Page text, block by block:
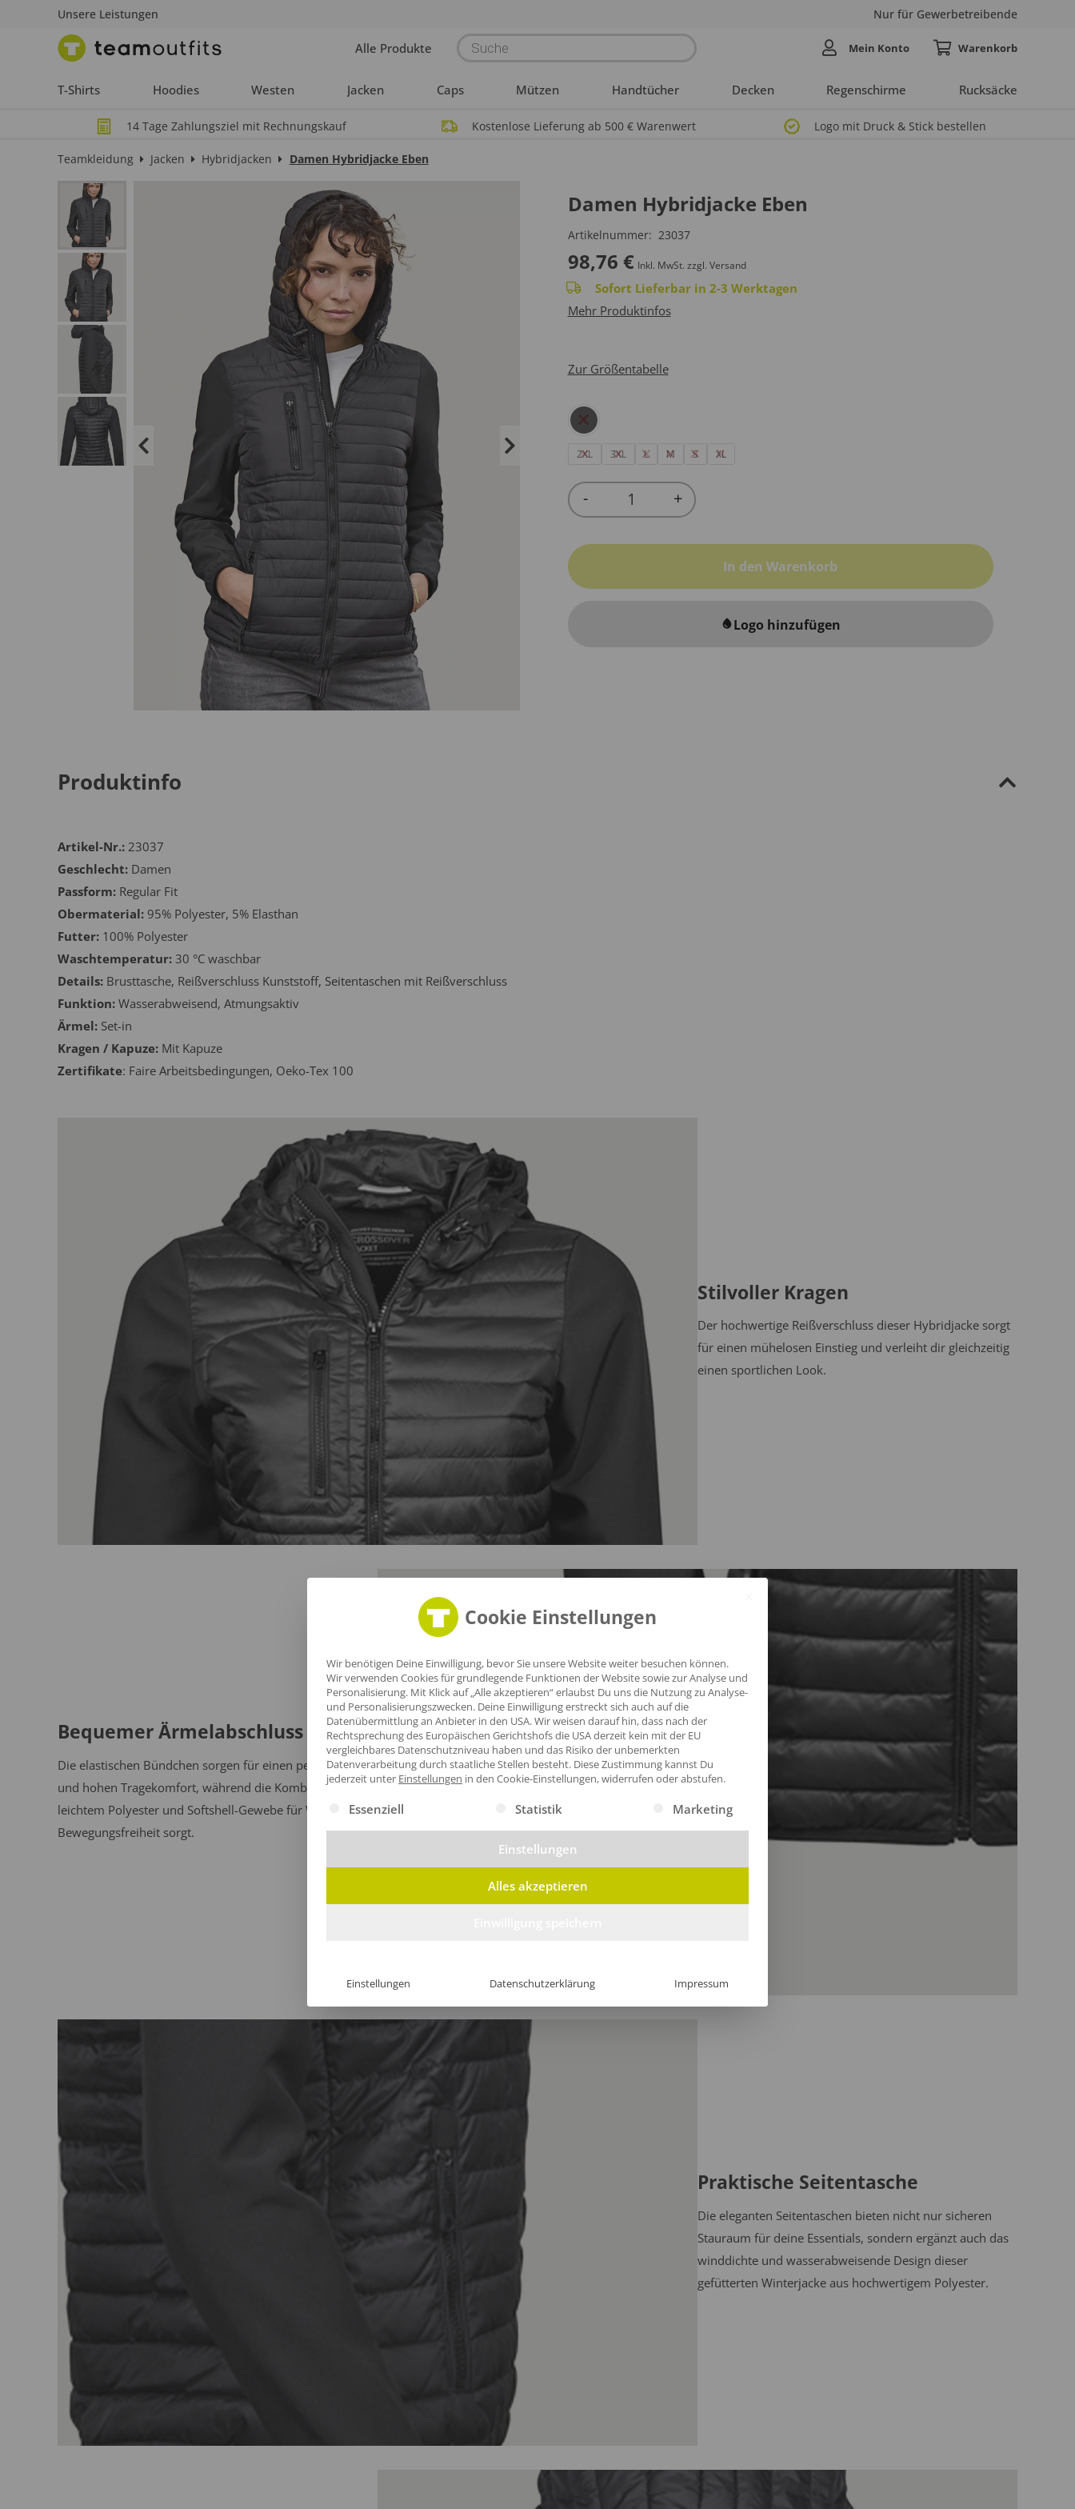
Unsere Leistungen Nur für Gewerbetreibende
Alle Produkte Products
search
T-Shirts Hoodies Westen Jacken Caps Mützen Handtücher Decken Regenschirme Rucksäcke
Mein Konto
14 Tage Zahlungsziel mit Rechnungskauf Kostenlose Lieferung ab 500 € Warenwert Logo mit Druck & Stick bestellen
Teamkleidung Jacken Hybridjacken Damen Hybridjacke Eben
Damen Hybridjacke Eben
Artikelnummer: 23037
98,76 € Inkl. MwSt. zzgl. Versand
Sofort Lieferbar in 2-3 Werktagen
Mehr Produktinfos
Zur Größentabelle
2XL 3XL L M S XL
Quantity
- +
In den Warenkorb
water_dropLogo hinzufügen
Produktinfo
Artikel-Nr.: 23037
Geschlecht: Damen
Passform: Regular Fit
Obermaterial: 95% Polyester, 5% Elasthan
Futter: 100% Polyester
Waschtemperatur: 30 °C waschbar
Details: Brusttasche, Reißverschluss Kunststoff, Seitentaschen mit Reißverschluss
Funktion: Wasserabweisend, Atmungsaktiv
Ärmel: Set-in
Kragen / Kapuze: Mit Kapuze
Zertifikate: Faire Arbeitsbedingungen, Oeko-Tex 100
Stilvoller Kragen
Der hochwertige Reißverschluss dieser Hybridjacke sorgt
für einen mühelosen Einstieg und verleiht dir gleichzeitig
einen sportlichen Look.
Bequemer Ärmelabschluss
Die elastischen Bündchen sorgen für einen perfekten Sitz
und hohen Tragekomfort, während die Kombination aus
leichtem Polyester und Softshell-Gewebe für Wärme und
Bewegungsfreiheit sorgt.
Praktische Seitentasche
Die eleganten Seitentaschen bieten nicht nur sicheren
Stauraum für deine Essentials, sondern ergänzt auch das
winddichte und wasserabweisende Design dieser
gefütterten Winterjacke aus hochwertigem Polyester.
Cookie Einstellungen
Wir benötigen Deine Einwilligung, bevor Sie unsere Website weiter besuchen können.
Wir verwenden Cookies für grundlegende Funktionen der Website sowie zur Analyse und
Personalisierung. Mit Klick auf „Alle akzeptieren“ erlaubst Du uns die Nutzung zu Analyse-
und Personalisierungszwecken. Deine Einwilligung erstreckt sich auch auf die
Datenübermittlung an Anbieter in den USA. Wir weisen darauf hin, dass nach der
Rechtsprechung des Europäischen Gerichtshofs die USA derzeit kein mit der EU
vergleichbares Datenschutzniveau haben und das Risiko der unbemerkten
Datenverarbeitung durch staatliche Stellen besteht. Diese Zustimmung kannst Du
jederzeit unter Einstellungen in den Cookie-Einstellungen, widerrufen oder abstufen.
Es folgt eine Liste der Service-Gruppen, für die eine Einwilligung erteilt werden kann. Die erste Service-Gruppe ist essenziell und kann
Essenziell Statistik Marketing
Einstellungen
Alles akzeptieren
Einstellungen Datenschutzerklärung Impressum